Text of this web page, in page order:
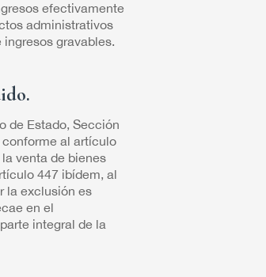
efectivamente
administrativos
gravables.
de Estado, Sección
al artículo
venta de bienes
447 ibídem, al
la exclusión es
en el
integral de la